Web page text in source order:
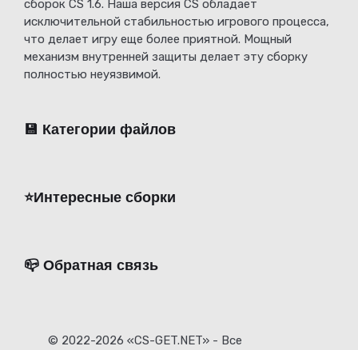
сборок CS 1.6. Наша версия CS обладает
исключительной стабильностью игрового процесса,
что делает игру еще более приятной. Мощный
механизм внутренней защиты делает эту сборку
полностью неуязвимой.
💾 Категории файлов
⭐️Интересные сборки
📪 Обратная связь
© 2022-2026 «CS-GET.NET» - Все